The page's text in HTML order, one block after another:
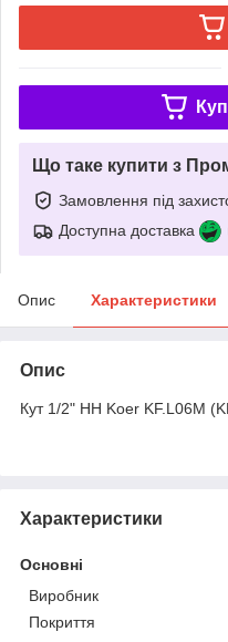
Що таке купити з
Замовлення під
Доступна доставка
Опис Характеристики
Опис
Кут 1/2" НН Koer KF.L06M
Характеристики
Основні
Виробник
Покриття